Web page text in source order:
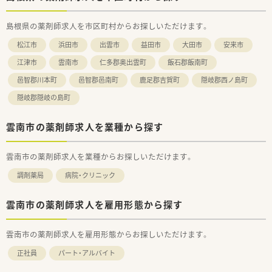
■すべてのドラッグストアを調剤併設店にする目標を掲げてお
目指します。
■年間15店舗以上の新規出店を継続しており、中四国地方で最
も新卒入社数が多いなど将来性と活気に満ち溢れた成長著しい
企業です。
【求人情報について】
■山陰エリアの正社員は年収530万円から600万円の提示が可能
であり、前職の給与やご経験を最大限に考慮して待遇を決定しま
■薬剤師手当75,000円に加え、世帯主であれば月額15,000円の
■賞与は年2回の支給で計4.5か月分の実績があり、昇給も年1回
実施されるため頑張り次第で着実な年収アップが狙える環境で
す。
島根県の薬剤師求人を市区町村からお探しいただけます。
松江市 浜田市 出雲市 益田市 大田市
安来市
江津市
雲南市 仁多郡奥出雲町
飯石郡飯南町
邑智郡川本町
邑智郡邑南町 鹿足郡吉賀町
隠岐郡西ノ島町
隠岐郡隠岐の島町
雲南市の薬剤師求人を業種から探す
雲南市の薬剤師求人を業種からお探しいただけます。
調剤薬局 病院・クリニック
雲南市の薬剤師求人を雇用形態から探す
雲南市の薬剤師求人を雇用形態からお探しいただけます。
正社員 パート・アルバイト